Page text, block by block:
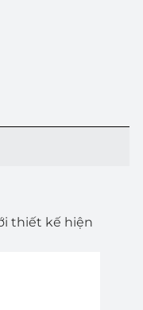
thiết kế hiện